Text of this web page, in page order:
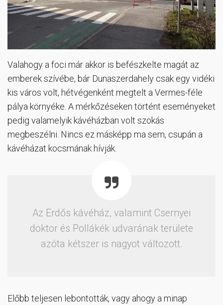
Valahogy a foci már akkor is befészkelte magát az
emberek szívébe, bár Dunaszerdahely csak egy vidéki
kis város volt, hétvégenként megtelt a Vermes-féle
pálya környéke. A mérkőzéseken történt eseményeket
pedig valamelyik kávéházban volt szokás
megbeszélni. Nincs ez másképp ma sem, csupán a
kávéházat kocsmának hívják.
Az Erdős kávéház, valamint Csernyei
doktor és Pollákék udvarának területe
azóta kétszer is nagyot változott.
Előbb teljesen lebontották, vagy ahogy a minap